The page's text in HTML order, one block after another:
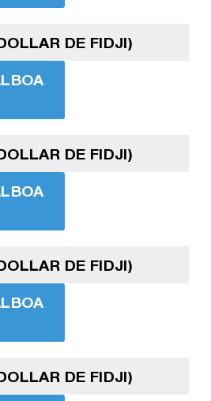
DE FIDJI)
DE FIDJI)
DE FIDJI)
DE FIDJI)